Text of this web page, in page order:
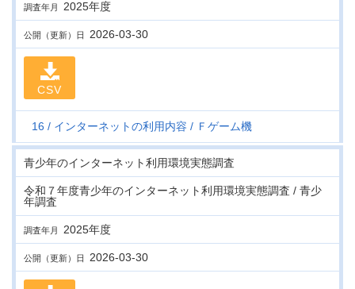
調査年月 2025年度
公開（更新）日 2026-03-30
CSV
16 インターネットの利用内容 Ｆゲーム機
青少年のインターネット利用環境実態調査
令和７年度青少年のインターネット利用環境実態調査 / 青少
年調査
調査年月 2025年度
公開（更新）日 2026-03-30